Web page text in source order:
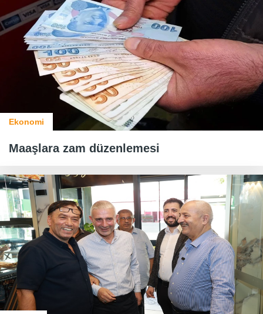
Ekonomi
Maaşlara zam düzenlemesi